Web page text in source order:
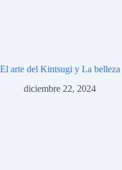
El arte del Kintsugi y La belleza
diciembre 22, 2024